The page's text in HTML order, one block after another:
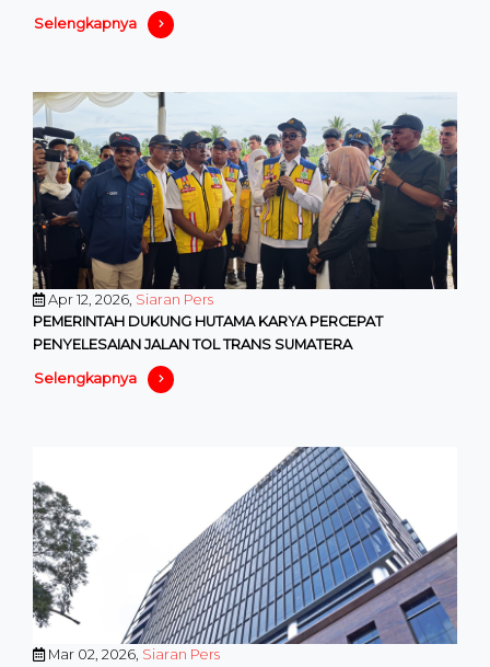
Selengkapnya
Apr 12, 2026, Siaran Pers
PEMERINTAH DUKUNG HUTAMA KARYA PERCEPAT
PENYELESAIAN JALAN TOL TRANS SUMATERA
Selengkapnya
Mar 02, 2026, Siaran Pers